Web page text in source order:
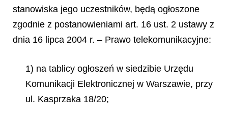
stanowiska jego uczestników, będą ogłoszone
zgodnie z postanowieniami art. 16 ust. 2 ustawy z
dnia 16 lipca 2004 r. – Prawo telekomunikacyjne:
1) na tablicy ogłoszeń w siedzibie Urzędu
Komunikacji Elektronicznej w Warszawie, przy
ul. Kasprzaka 18/20;